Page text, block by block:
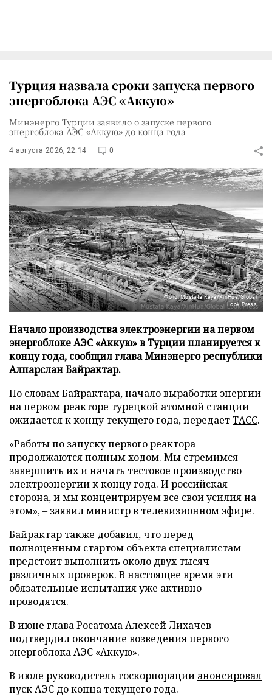
Турция назвала сроки запуска первого
энергоблока АЭС «Аккую»
Минэнерго Турции заявило о запуске первого
энергоблока АЭС «Аккую» до конца года
4 августа 2026, 22:14 0
Фото: Mustafa Kaya/XinHua/Global
Look Press
Начало производства электроэнергии на первом
энергоблоке АЭС «Аккую» в Турции планируется к
концу года, сообщил глава Минэнерго республики
Алпарслан Байрактар.
По словам Байрактара, начало выработки энергии
на первом реакторе турецкой атомной станции
ожидается к концу текущего года, передаетТАСС.
«Работы по запуску первого реактора
продолжаются полным ходом. Мы стремимся
завершить их и начать тестовое производство
электроэнергии к концу года. И российская
сторона, и мы концентрируем все свои усилия на
этом», – заявил министр в телевизионном эфире.
Байрактар также добавил, что перед
полноценным стартом объекта специалистам
предстоит выполнить около двух тысяч
различных проверок. В настоящее время эти
обязательные испытания уже активно
проводятся.
В июне глава Росатома Алексей Лихачев
подтвердил окончание возведения первого
энергоблока АЭС «Аккую».
В июле руководитель госкорпорации анонсировал
пуск АЭС до конца текущего года.